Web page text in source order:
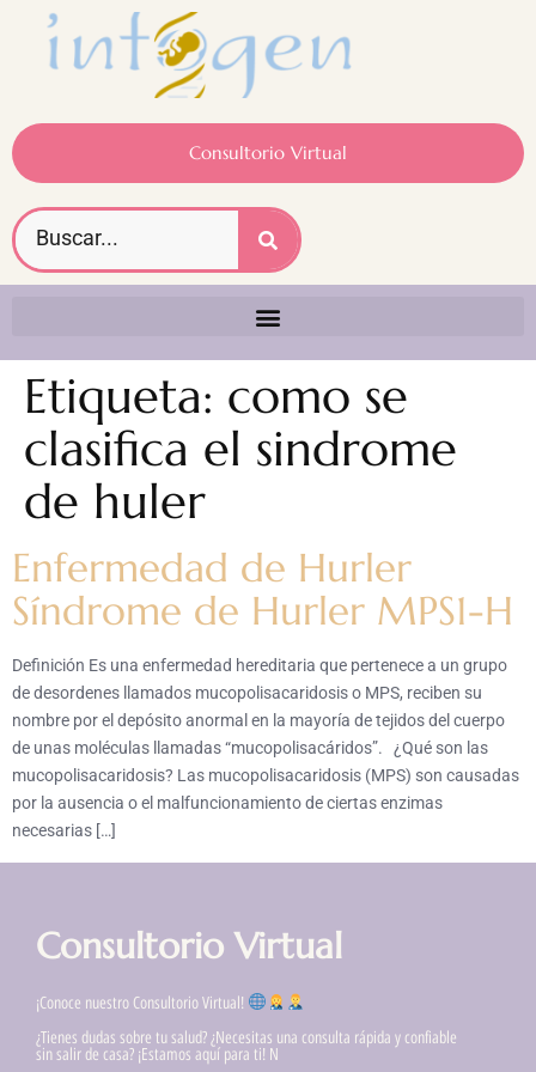
Consultorio Virtual
Etiqueta: como se
clasifica el sindrome
de huler
Enfermedad de Hurler
Síndrome de Hurler MPS1-H
Definición Es una enfermedad hereditaria que pertenece a un grupo
de desordenes llamados mucopolisacaridosis o MPS, reciben su
nombre por el depósito anormal en la mayoría de tejidos del cuerpo
de unas moléculas llamadas “mucopolisacáridos”. ¿Qué son las
mucopolisacaridosis? Las mucopolisacaridosis (MPS) son causadas
por la ausencia o el malfuncionamiento de ciertas enzimas
necesarias […]
Consultorio Virtual
¡Conoce nuestro Consultorio Virtual!
¿Tienes dudas sobre tu salud? ¿Necesitas una consulta rápida y confiable
sin salir de casa? ¡Estamos aquí para ti! N